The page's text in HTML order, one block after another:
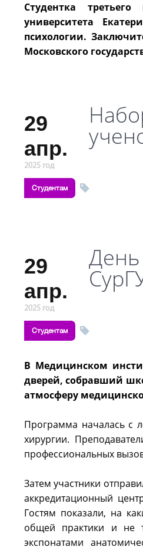
Студентка третьего
университета
психологии.
Московского
29
апр.
2025 год
Студентам
29
апр.
2025 год
День
Студентам
В Медицинском
дверей, собравший
атмосферу
Программа началась с
хирургии.
профессиональных
Затем участники
аккредитационный
Гостям показали, на
общей практики и не
экспонатами